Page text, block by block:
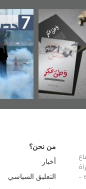
عكر» رواية
لمعتقل
تصدر عن
البحرين»
حصاد
-
من نحن؟
أخبار
التعليق السياسي